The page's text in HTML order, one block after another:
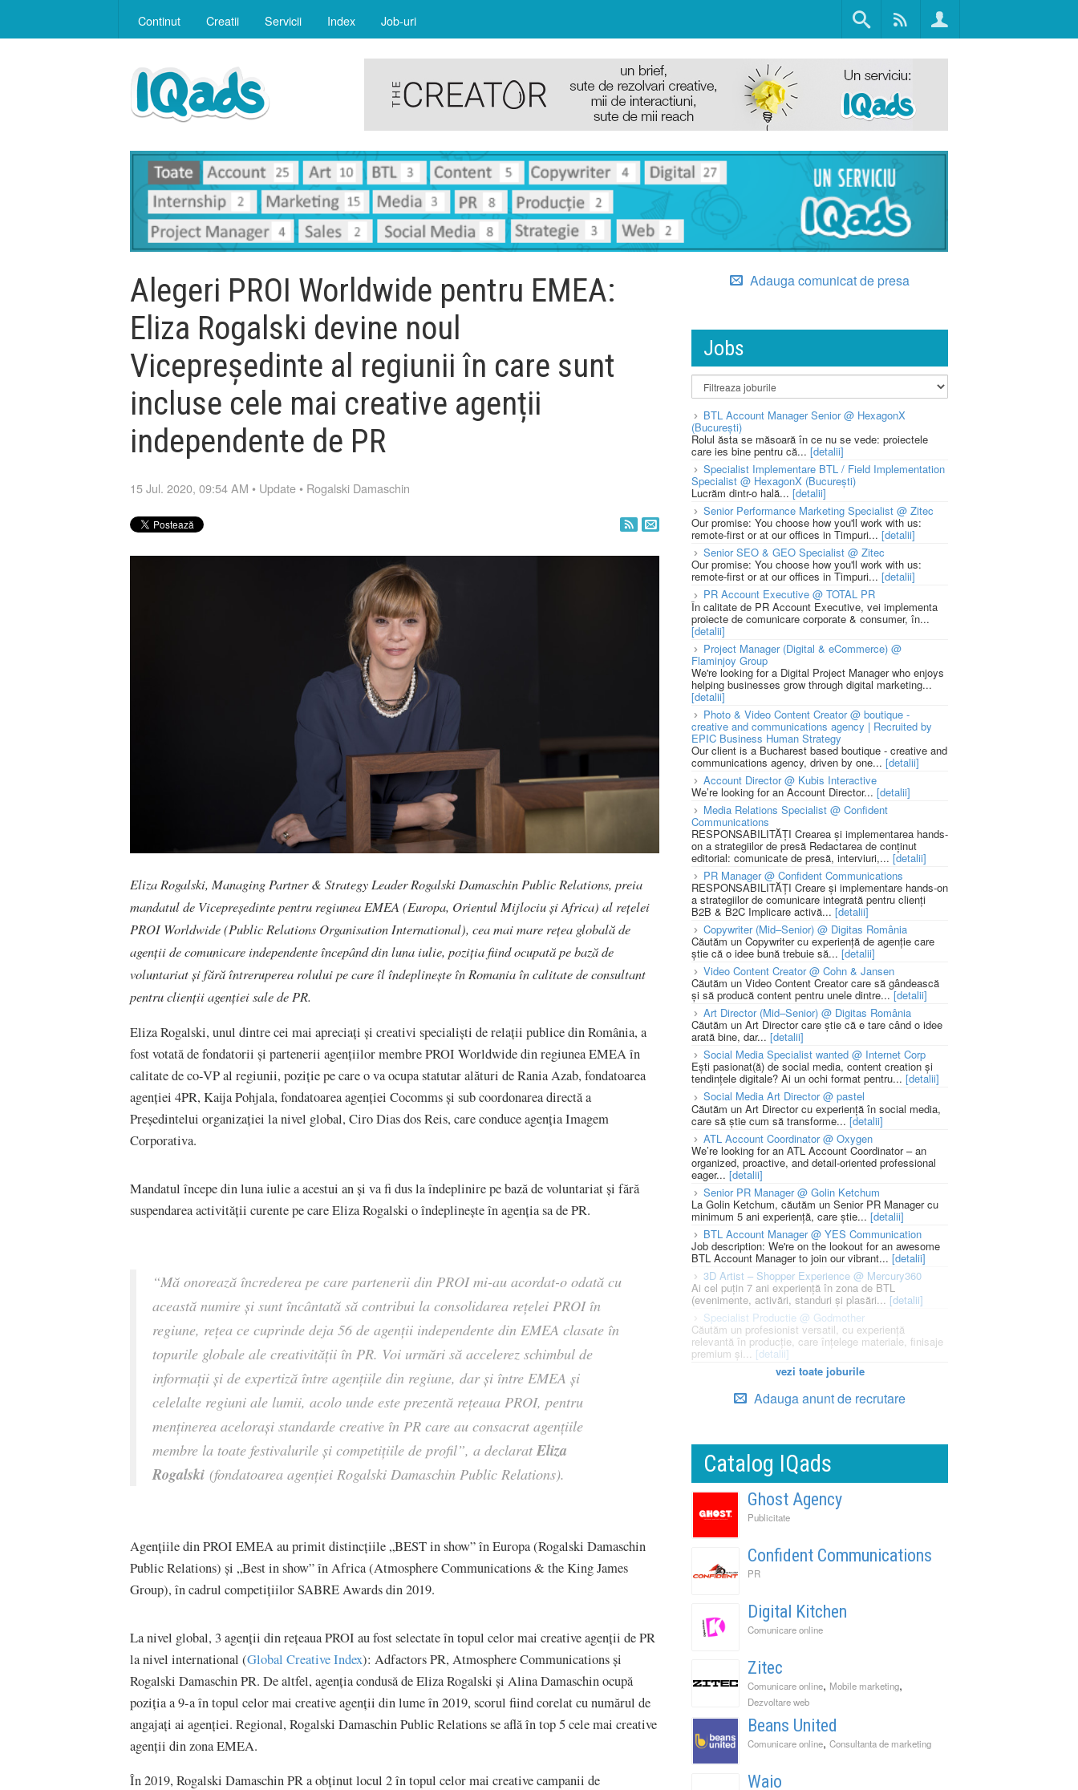
Continut Creatii Servicii Index Job-uri
Alegeri PROI Worldwide pentru EMEA:
Eliza Rogalski devine noul
Vicepreședinte al regiunii în care sunt
incluse cele mai creative agenții
independente de PR
15 Jul. 2020, 09:54 AM • Update • Rogalski Damaschin
Eliza Rogalski, Managing Partner & Strategy Leader Rogalski Damaschin Public Relations, preia
mandatul de Vicepreședinte pentru regiunea EMEA (Europa, Orientul Mijlociu și Africa) al rețelei
PROI Worldwide (Public Relations Organisation International), cea mai mare rețea globală de
agenții de comunicare independente începând din luna iulie, poziția fiind ocupată pe bază de
voluntariat și fără întreruperea rolului pe care îl îndeplinește în Romania în calitate de consultant
pentru clienții agenției sale de PR.
Eliza Rogalski, unul dintre cei mai apreciați și creativi specialiști de relații publice din România, a
fost votată de fondatorii și partenerii agențiilor membre PROI Worldwide din regiunea EMEA în
calitate de co-VP al regiunii, poziție pe care o va ocupa statutar alături de Rania Azab, fondatoarea
agenției 4PR, Kaija Pohjala, fondatoarea agenției Cocomms și sub coordonarea directă a
Președintelui organizației la nivel global, Ciro Dias dos Reis, care conduce agenția Imagem
Corporativa.
Mandatul începe din luna iulie a acestui an și va fi dus la îndeplinire pe bază de voluntariat și fără
suspendarea activității curente pe care Eliza Rogalski o îndeplinește în agenția sa de PR.
“Mă onorează încrederea pe care partenerii din PROI mi-au acordat-o odată cu
această numire și sunt încântată să contribui la consolidarea rețelei PROI în
regiune, rețea ce cuprinde deja 56 de agenții independente din EMEA clasate în
topurile globale ale creativității în PR. Voi urmări să accelerez schimbul de
informații și de expertiză între agențiile din regiune, dar și între EMEA și
celelalte regiuni ale lumii, acolo unde este prezentă rețeaua PROI, pentru
menținerea acelorași standarde creative în PR care au consacrat agențiile
membre la toate festivalurile și competițiile de profil”, a declaratEliza
Rogalski (fondatoarea agenției Rogalski Damaschin Public Relations).
Agențiile din PROI EMEA au primit distincțiile „BEST in show” în Europa (Rogalski Damaschin
Public Relations) și „Best in show” în Africa (Atmosphere Communications & the King James
Group), în cadrul competițiilor SABRE Awards din 2019.
La nivel global, 3 agenții din rețeaua PROI au fost selectate în topul celor mai creative agenții de PR
la nivel international (Global Creative Index): Adfactors PR, Atmosphere Communications și
Rogalski Damaschin PR. De altfel, agenția condusă de Eliza Rogalski și Alina Damaschin ocupă
poziția a 9-a în topul celor mai creative agenții din lume în 2019, scorul fiind corelat cu numărul de
angajați ai agenției. Regional, Rogalski Damaschin Public Relations se află în top 5 cele mai creative
agenții din zona EMEA.
În 2019, Rogalski Damaschin PR a obținut locul 2 în topul celor mai creative campanii de
Adauga comunicat de presa
Jobs
BTL Account Manager Senior @ HexagonX
(București)
Rolul ăsta se măsoară în ce nu se vede: proiectele
care ies bine pentru că... [detalii]
Specialist Implementare BTL / Field Implementation
Specialist @ HexagonX (București)
Lucrăm dintr-o hală... [detalii]
Senior Performance Marketing Specialist @ Zitec
Our promise: You choose how you'll work with us:
remote-first or at our offices in Timpuri... [detalii]
Senior SEO & GEO Specialist @ Zitec
Our promise: You choose how you'll work with us:
remote-first or at our offices in Timpuri... [detalii]
PR Account Executive @ TOTAL PR
În calitate de PR Account Executive, vei implementa
proiecte de comunicare corporate & consumer, în...
[detalii]
Project Manager (Digital & eCommerce) @
Flaminjoy Group
We're looking for a Digital Project Manager who enjoys
helping businesses grow through digital marketing...
[detalii]
Photo & Video Content Creator @ boutique -
creative and communications agency | Recruited by
EPIC Business Human Strategy
Our client is a Bucharest based boutique - creative and
communications agency, driven by one... [detalii]
Account Director @ Kubis Interactive
We’re looking for an Account Director... [detalii]
Media Relations Specialist @ Confident
Communications
RESPONSABILITĂȚI Crearea și implementarea hands-
on a strategiilor de presă Redactarea de conținut
editorial: comunicate de presă, interviuri,... [detalii]
PR Manager @ Confident Communications
RESPONSABILITĂȚI Creare și implementare hands-on
a strategiilor de comunicare integrată pentru clienți
B2B & B2C Implicare activă... [detalii]
Copywriter (Mid–Senior) @ Digitas România
Căutăm un Copywriter cu experiență de agenție care
știe că o idee bună trebuie să... [detalii]
Video Content Creator @ Cohn & Jansen
Căutăm un Video Content Creator care să gândească
și să producă content pentru unele dintre... [detalii]
Art Director (Mid–Senior) @ Digitas România
Căutăm un Art Director care știe că e tare când o idee
arată bine, dar... [detalii]
Social Media Specialist wanted @ Internet Corp
Ești pasionat(ă) de social media, content creation și
tendințele digitale? Ai un ochi format pentru... [detalii]
Social Media Art Director @ pastel
Căutăm un Art Director cu experiență în social media,
care să știe cum să transforme... [detalii]
ATL Account Coordinator @ Oxygen
We’re looking for an ATL Account Coordinator – an
organized, proactive, and detail-oriented professional
eager... [detalii]
Senior PR Manager @ Golin Ketchum
La Golin Ketchum, căutăm un Senior PR Manager cu
minimum 5 ani experiență, care știe... [detalii]
BTL Account Manager @ YES Communication
Job description: We're on the lookout for an awesome
BTL Account Manager to join our vibrant... [detalii]
3D Artist – Shopper Experience @ Mercury360
Ai cel puțin 7 ani experiență în zona de BTL
(evenimente, activări, standuri și plasări... [detalii]
Specialist Productie @ Godmother
Căutăm un profesionist versatil, cu experiență
relevantă în producție, care înțelege materiale, finisaje
premium și... [detalii]
vezi toate joburile
Adauga anunt de recrutare
Catalog IQads
Ghost Agency
Publicitate
Confident Communications
PR
Digital Kitchen
Comunicare online
Zitec
Comunicare online, Mobile marketing,
Dezvoltare web
Beans United
Comunicare online, Consultanta de marketing
Waio